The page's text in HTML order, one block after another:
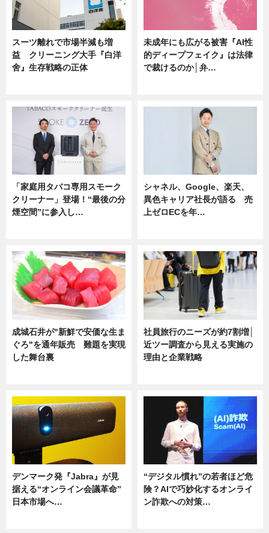
スーツ離れで市場半減も増
益 クリーニング大手『白洋
舍』生存戦略の正体
未成年にも広がる被害『AI性
的ディープフェイク』は法律
で裁けるのか│弁…
「家庭用タバコ専用スモーク
クリーナー」登場！“最後の分
煙空間”に参入し…
シャネル、Google、楽天、
異色キャリア社長が語る 売
上ゼロECを年…
成城石井が"新鮮で安価な生ま
ぐろ"を通年販売 難題を実現
した舞台裏
社員旅行のニーズが約7割増│
近ツー調査から見える実施の
理由と企業戦略
デンマーク発『Jabra』が見
据える“オンライン会議革命”
日本市場へ…
“デジタル慣れ”の若者ほど危
険？AIで巧妙化するオンライ
ン詐欺への対策…